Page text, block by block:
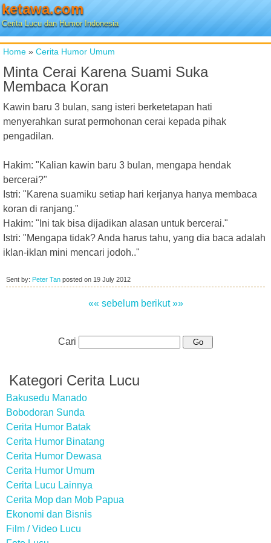
ketawa.com
Cerita Lucu dan Humor Indonesia
Home » Cerita Humor Umum
Minta Cerai Karena Suami Suka
Membaca Koran
Kawin baru 3 bulan, sang isteri berketetapan hati
menyerahkan surat permohonan cerai kepada pihak
pengadilan.
Hakim: "Kalian kawin baru 3 bulan, mengapa hendak
bercerai?"
Istri: "Karena suamiku setiap hari kerjanya hanya membaca
koran di ranjang."
Hakim: "Ini tak bisa dijadikan alasan untuk bercerai."
Istri: "Mengapa tidak? Anda harus tahu, yang dia baca adalah
iklan-iklan mini mencari jodoh.."
Sent by: Peter Tan posted on 19 July 2012
«« sebelum berikut »»
Cari
Kategori Cerita Lucu
Bakusedu Manado
Bobodoran Sunda
Cerita Humor Batak
Cerita Humor Binatang
Cerita Humor Dewasa
Cerita Humor Umum
Cerita Lucu Lainnya
Cerita Mop dan Mob Papua
Ekonomi dan Bisnis
Film / Video Lucu